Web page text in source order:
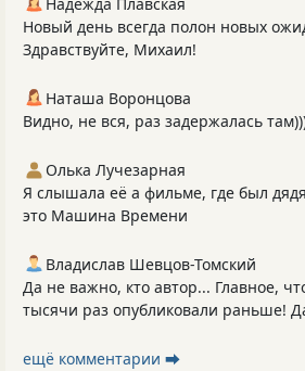
Новый день всегда полон новых
Здравствуйте, Михаил!
Наташа Воронцова
Видно, не вся, раз задержалась
Олька Лучезарная
Я слышала её а фильме, где был
это Машина Времени
Владислав Шевцов-Томский
Да не важно, кто автор... Главное,
тысячи раз опубликовали раньше!
ещё комментарии ⮕